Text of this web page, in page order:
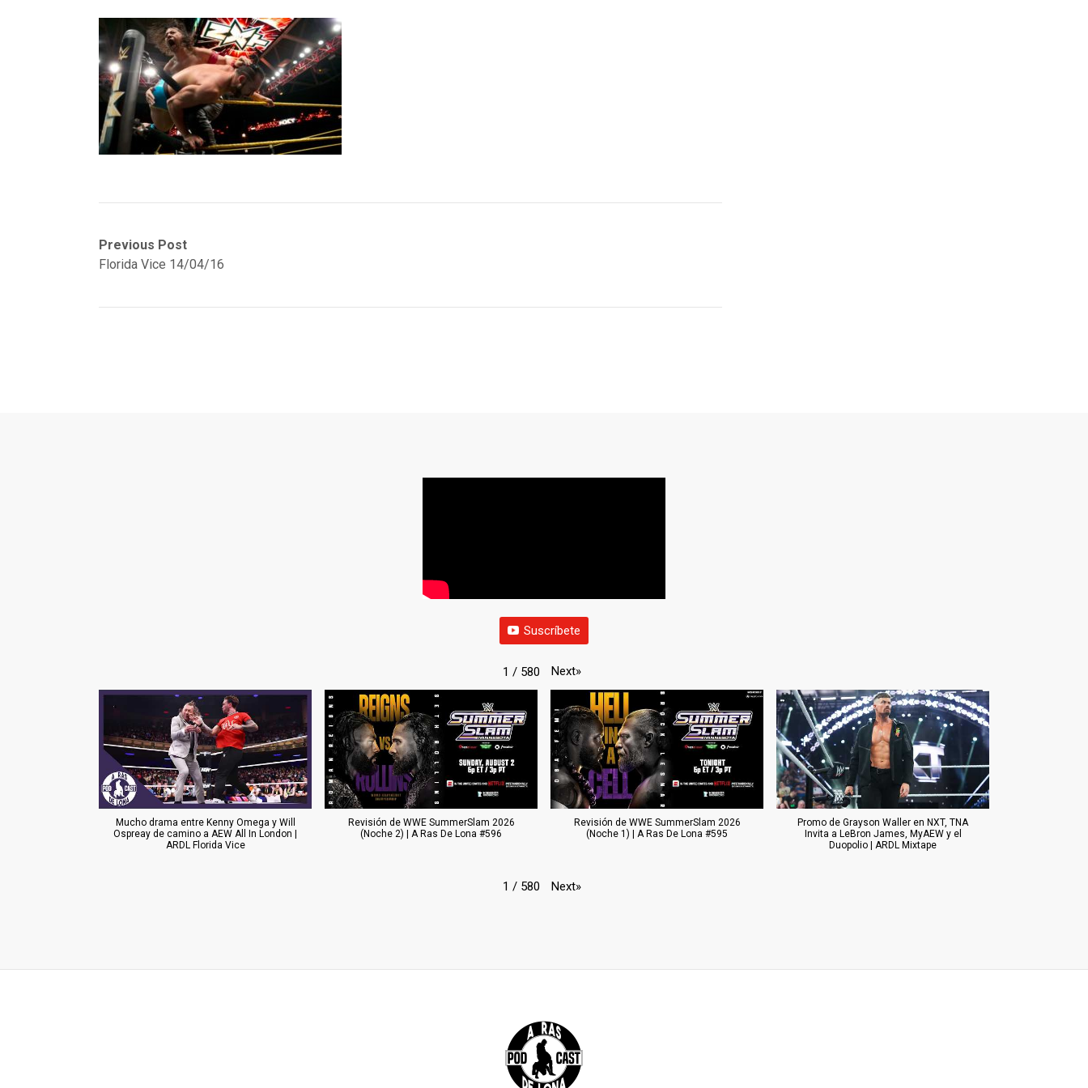
NavegaciónPrevious Post
Florida Vice 14/04/16
Suscríbete
1 / 580 Next»
Mucho drama entre Kenny Omega y Will
Ospreay de camino a AEW All In London |
ARDL Florida Vice
Revisión de WWE SummerSlam 2026
(Noche 2) | A Ras De Lona #596
Revisión de WWE SummerSlam 2026
(Noche 1) | A Ras De Lona #595
Promo de Grayson Waller en NXT, TNA
Invita a LeBron James, MyAEW y el
Duopolio | ARDL Mixtape
1 / 580 Next»